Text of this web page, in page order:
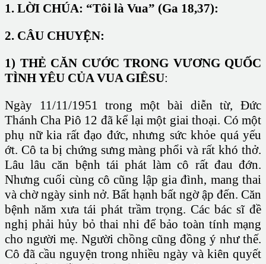
1. LỜI CHÚA: “Tôi là Vua” (Ga 18,37):
2. CÂU CHUYỆN:
1) THẺ CĂN CƯỚC TRONG VƯƠNG QUỐC
TÌNH YÊU CỦA VUA GIÊSU:
Ngày 11/11/1951 trong một bài diễn từ, Đức
Thánh Cha Piô 12 đã kể lại một giai thoại. Có một
phụ nữ kia rất đạo đức, nhưng sức khỏe quá yếu
ớt. Cô ta bị chứng sưng màng phổi và rất khó thở.
Lâu lâu căn bệnh tái phát làm cô rất đau đớn.
Nhưng cuối cùng cô cũng lập gia đình, mang thai
và chờ ngày sinh nở. Bất hạnh bất ngờ ập đến. Căn
bệnh năm xưa tái phát trầm trọng. Các bác sĩ đề
nghị phải hủy bỏ thai nhi để bảo toàn tính mạng
cho người mẹ. Người chồng cũng đồng ý như thế.
Cô đã cầu nguyện trong nhiều ngày và kiên quyết